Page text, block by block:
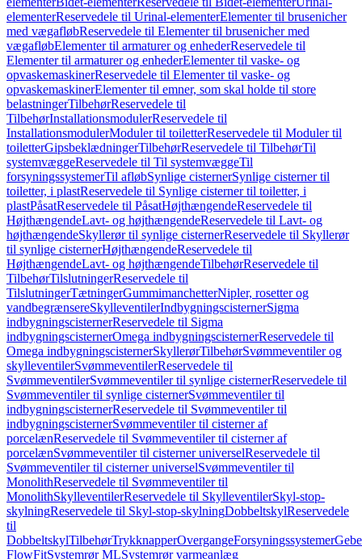
elementerReservedele til Urinal-elementerElementer til brusenicher
med vægafløbReservedele til Elementer til brusenicher med
vægafløbElementer til armaturer og enhederReservedele til
Elementer til armaturer og enhederElementer til vaske- og
opvaskemaskinerReservedele til Elementer til vaske- og
opvaskemaskinerElementer til emner, som skal holde til store
belastningerTilbehørReservedele til
TilbehørInstallationsmodulerReservedele til
InstallationsmodulerModuler til toiletterReservedele til Moduler til
toiletterGipsbeklædningerTilbehørReservedele til TilbehørTil
systemvæggeReservedele til Til systemvæggeTil
forsyningssystemerTil afløbSynlige cisternerSynlige cisterner til
toiletter, i plastReservedele til Synlige cisterner til toiletter, i
plastPåsatReservedele til PåsatHøjthængendeReservedele til
HøjthængendeLavt- og højthængendeReservedele til Lavt- og
højthængendeSkyllerør til synlige cisternerReservedele til Skyllerør
til synlige cisternerHøjthængendeReservedele til
HøjthængendeLavt- og højthængendeTilbehørReservedele til
TilbehørTilslutningerReservedele til
TilslutningerTætningerGummimanchetterNipler, rosetter og
vandbegrænsereSkylleventilerIndbygningscisternerSigma
indbygningscisternerReservedele til Sigma
indbygningscisternerOmega indbygningscisternerReservedele til
Omega indbygningscisternerSkyllerørTilbehørSvømmeventiler og
skylleventilerSvømmeventilerReservedele til
SvømmeventilerSvømmeventiler til synlige cisternerReservedele til
Svømmeventiler til synlige cisternerSvømmeventiler til
indbygningscisternerReservedele til Svømmeventiler til
indbygningscisternerSvømmeventiler til cisterner af
porcelænReservedele til Svømmeventiler til cisterner af
porcelænSvømmeventiler til cisterner universelReservedele til
Svømmeventiler til cisterner universelSvømmeventiler til
MonolithReservedele til Svømmeventiler til
MonolithSkylleventilerReservedele til SkylleventilerSkyl-stop-
skylningReservedele til Skyl-stop-skylningDobbeltskylReservedele
til
DobbeltskylTilbehørTrykknapperOvergangeForsyningssystemer
FlowFitSystemrør MLSystemrør varmeanlæg